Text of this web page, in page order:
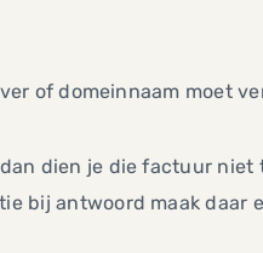
of domeinnaam moet
dien je die factuur niet
bij antwoord maak daar